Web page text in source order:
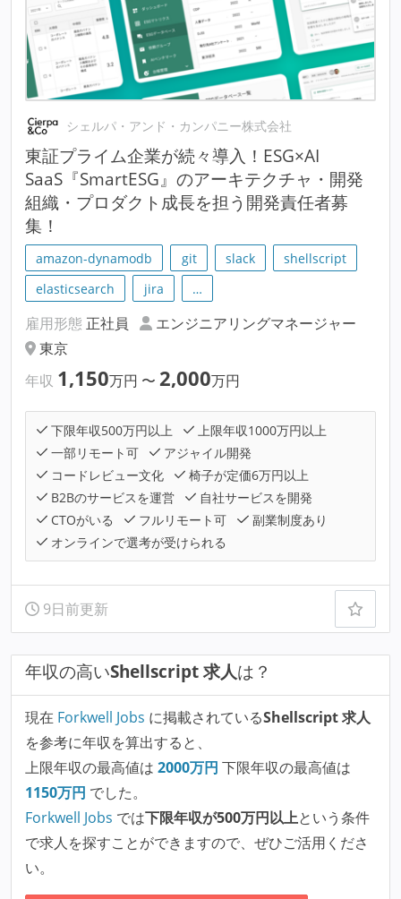
シェルパ・アンド・カンパニー株式会社
東証プライム企業が続々導入！ESG×AI
SaaS『SmartESG』のアーキテクチャ・開発
組織・プロダクト成長を担う開発責任者募
集！
amazon-dynamodb git slack
shellscript
elasticsearch
jira …
雇用形態 正社員
エンジニアリングマネージャー
東京
年収 1,150万円 〜 2,000万円
下限年収500万円以上
上限年収1000万円以上
一部リモート可
アジャイル開発
コードレビュー文化
椅子が定価6万円以上
B2Bのサービスを運営
自社サービスを開発
CTOがいる
フルリモート可
副業制度あり
オンラインで選考が受けられる
9日前更新
年収の高いShellscript 求人は？
現在 Forkwell Jobs に掲載されているShellscript 求人
を参考に年収を算出すると、
上限年収の最高値は 2000万円 下限年収の最高値は
1150万円 でした。
Forkwell Jobs では下限年収が500万円以上という条件
で求人を探すことができますので、ぜひご活用くださ
い。